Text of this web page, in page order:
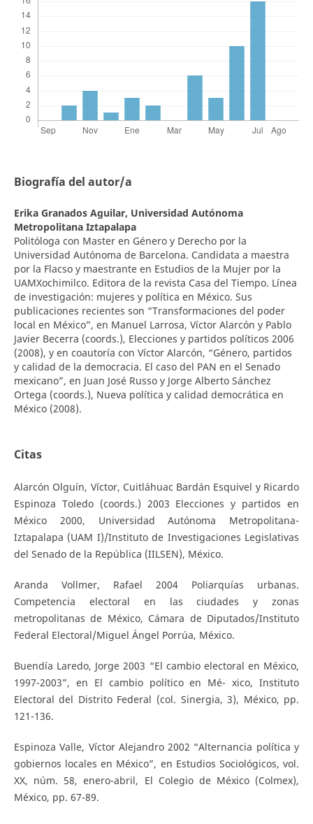
Biografía del autor/a
Erika Granados Aguilar, Universidad Autónoma
Metropolitana Iztapalapa
Politóloga con Master en Género y Derecho por la
Universidad Autónoma de Barcelona. Candidata a maestra
por la Flacso y maestrante en Estudios de la Mujer por la
UAMXochimilco. Editora de la revista Casa del Tiempo. Línea
de investigación: mujeres y política en México. Sus
publicaciones recientes son “Transformaciones del poder
local en México”, en Manuel Larrosa, Víctor Alarcón y Pablo
Javier Becerra (coords.), Elecciones y partidos políticos 2006
(2008), y en coautoría con Víctor Alarcón, “Género, partidos
y calidad de la democracia. El caso del PAN en el Senado
mexicano”, en Juan José Russo y Jorge Alberto Sánchez
Ortega (coords.), Nueva política y calidad democrática en
México (2008).
Citas
Alarcón Olguín, Víctor, Cuitláhuac Bardán Esquivel y Ricardo
Espinoza Toledo (coords.) 2003 Elecciones y partidos en
México 2000, Universidad Autónoma Metropolitana-
Iztapalapa (UAM I)/Instituto de Investigaciones Legislativas
del Senado de la República (IILSEN), México.
Aranda Vollmer, Rafael 2004 Poliarquías urbanas.
Competencia electoral en las ciudades y zonas
metropolitanas de México, Cámara de Diputados/Instituto
Federal Electoral/Miguel Ángel Porrúa, México.
Buendía Laredo, Jorge 2003 “El cambio electoral en México,
1997-2003”, en El cambio político en Mé- xico, Instituto
Electoral del Distrito Federal (col. Sinergia, 3), México, pp.
121-136.
Espinoza Valle, Víctor Alejandro 2002 “Alternancia política y
gobiernos locales en México”, en Estudios Sociológicos, vol.
XX, núm. 58, enero-abril, El Colegio de México (Colmex),
México, pp. 67-89.